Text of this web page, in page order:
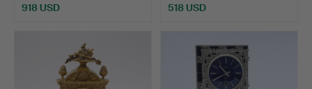
918 USD
518 USD